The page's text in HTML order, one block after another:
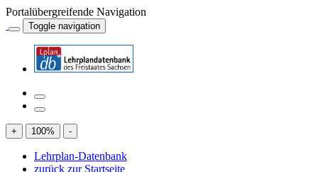
Portalübergreifende Navigation
Toggle navigation
+ 100% -
Lehrplan-Datenbank
zurück zur Startseite